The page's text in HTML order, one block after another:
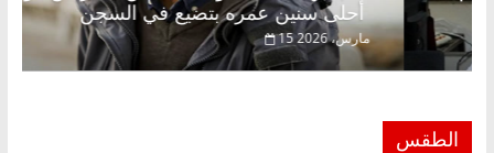
أحلى سنين عمره بتضيع في السجن
15 مارس، 2026
الطقس